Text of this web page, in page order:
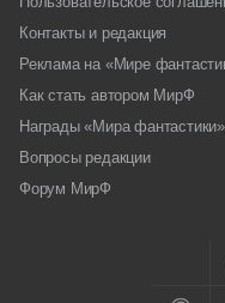
Контакты и редакция
Реклама на «Мире
Как стать автором МирФ
Награды «Мира фантастики»
Вопросы редакции
Форум МирФ